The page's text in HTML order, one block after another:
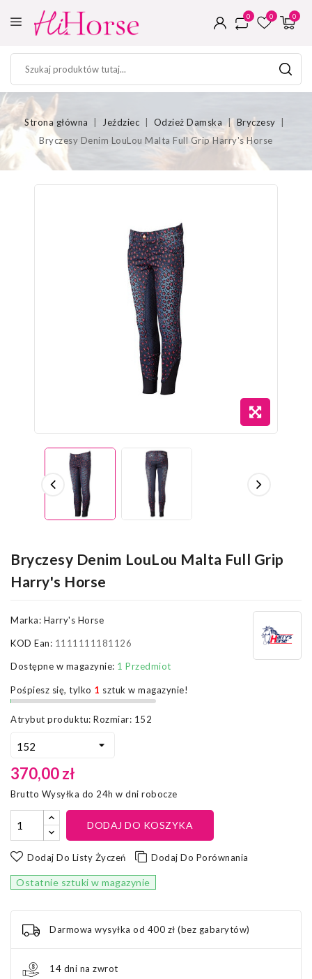
0
0
0
Strona główna Jeździec Odzież Damska
Bryczesy
Bryczesy Denim LouLou Malta Full Grip Harry's Horse
Bryczesy Denim LouLou Malta Full Grip
Harry's Horse
Marka: Harry's Horse
KOD Ean: 1111111181126
Dostępne w magazynie: 1 Przedmiot
Pośpiesz się, tylko 1 sztuk w magazynie!
Atrybut produktu: Rozmiar: 152
370,00 zł
Brutto Wysyłka do 24h w dni robocze
DODAJ DO KOSZYKA
Dodaj Do Listy Życzeń Dodaj Do Porównania
Ostatnie sztuki w magazynie
Darmowa wysyłka od 400 zł (bez gabarytów)
14 dni na zwrot